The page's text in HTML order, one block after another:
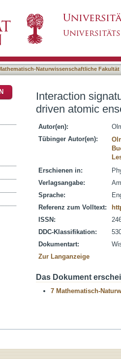
waveguide
Naturwissenschaftliche Fakultät
Interaction
driven atomic
Autor(en):
Tübinger Autor(en):
Erschienen in:
Verlagsangabe:
Sprache:
Referenz zum Volltext:
ISSN:
DDC-Klassifikation:
Dokumentart:
Zur Langanzeige
Das Dokument
7 Mathematisch-